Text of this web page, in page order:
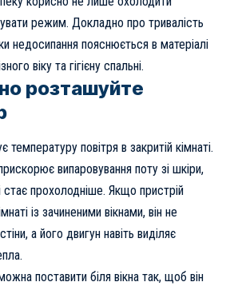
режим. Докладно про тривалість
недосипання пояснюється в матеріалі
віку та гігієну спальні.
розташуйте
температуру повітря в закритій кімнаті.
випаровування поту зі шкіри,
прохолодніше. Якщо пристрій
із зачиненими вікнами, він не
а його двигун навіть виділяє
поставити біля вікна так, щоб він